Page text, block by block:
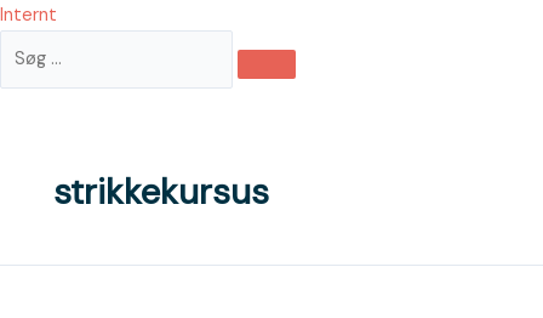
Internt
strikkekursus